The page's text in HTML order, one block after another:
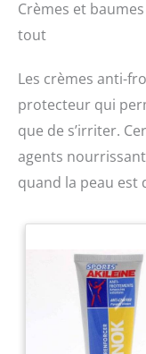
Crèmes et
tout
Les crèmes anti-
protecteur qui
que de s’irriter.
agents
quand la peau est